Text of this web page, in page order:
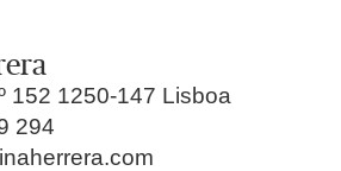
152 1250-147 Lisboa
294